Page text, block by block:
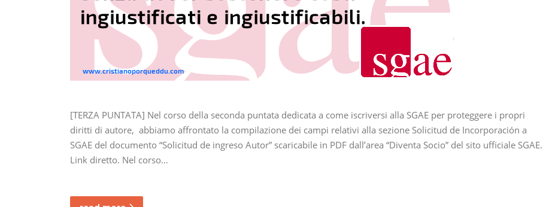
[TERZA PUNTATA] Nel corso della seconda puntata dedicata a come iscriversi alla SGAE per proteggere i propri
diritti di autore, abbiamo affrontato la compilazione dei campi relativi alla sezione Solicitud de Incorporación a
SGAE del documento “Solicitud de ingreso Autor” scaricabile in PDF dall’area “Diventa Socio” del sito ufficiale SGAE.
Link diretto. Nel corso…